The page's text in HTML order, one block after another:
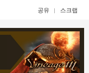
공유 스크랩